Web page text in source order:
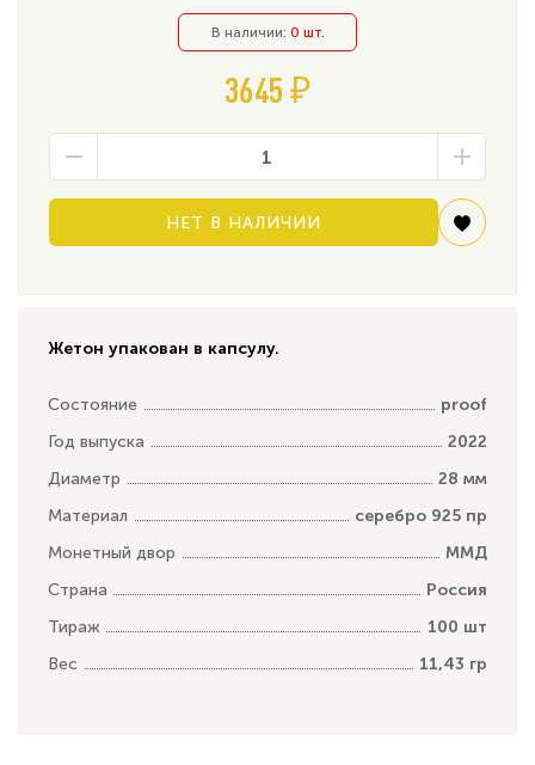
В наличии: 0 шт.
3645 ₽
НЕТ В НАЛИЧИИ
Жетон упакован в капсулу.
Состояние
proof
Год выпуска
2022
Диаметр
28 мм
Материал
серебро 925 пр
Монетный двор
ММД
Страна
Россия
Тираж
100 шт
Вес
11,43 гр